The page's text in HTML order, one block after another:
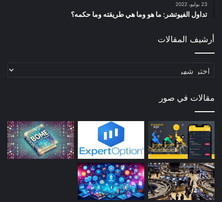
23 يوليو، 2022
تداول الفيوتشر: ما هو وما هي طريقته وما حكمه؟
أرشيف المقالات
أرشيف
مقالات في صور